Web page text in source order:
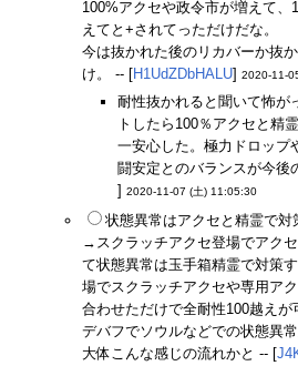
100%アクセや政令市が増えて
えてと+されてっただけだな。
今は抜かれた後のリカバーか抜
け。 -- [H1UdZDbHALU] 2020-11-
耐性抜かれると聞いて怖が
トしたら100％アクセと精
一安心した。極力ドロップ
闘安定とのバランスが今後
] 2020-11-07 (土) 11:05:30
状態異常はアクセと精霊で対
→スクラッチアクセ登場でアク
て状態異常は玉手箱精霊で対策
場でスクラッチアクセや専用ア
合わせただけで全耐性100越え
デバフでソウルなどでの状態異
大体こんな感じの流れかと -- [